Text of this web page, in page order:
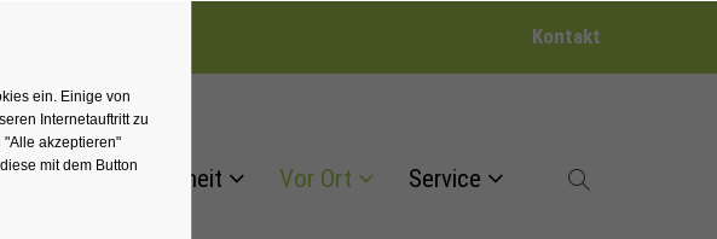
Kontakt
Für Ihre Gesundheit Vor Ort Service
ein. Einige von
Internetauftritt zu
akzeptieren"
mit dem Button